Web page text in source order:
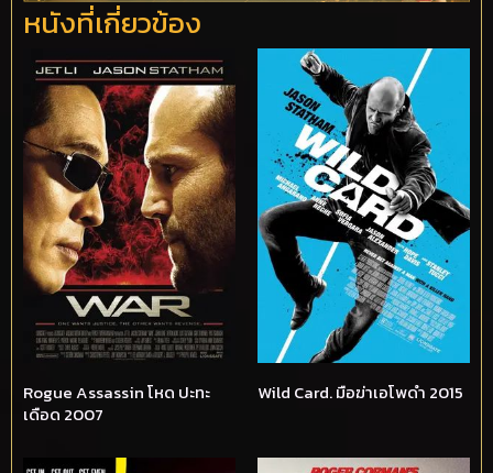
หนังที่เกี่ยวข้อง
Rogue Assassin โหด ปะทะ
เดือด 2007
Wild Card. มือฆ่าเอโพดำ 2015